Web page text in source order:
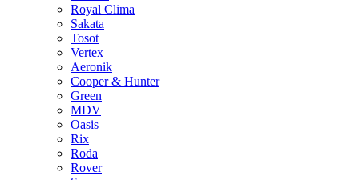
Royal Clima
Sakata
Tosot
Vertex
Aeronik
Cooper & Hunter
Green
MDV
Oasis
Rix
Roda
Rover